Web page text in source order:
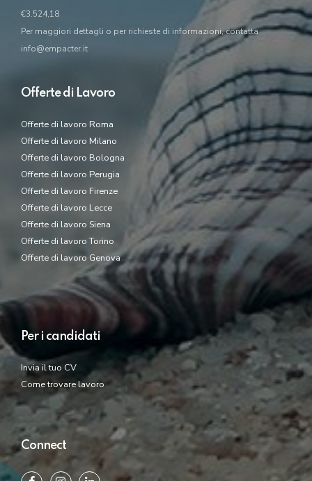
€3.524,18
Per maggiori dettagli o per richieste di informazioni, contatta
info@empacter.it
Offerte di Lavoro
Offerte di lavoro Roma
Offerte di lavoro Milano
Offerte di lavoro Bologna
Offerte di lavoro Perugia
Offerte di lavoro Firenze
Offerte di lavoro Lecce
Offerte di lavoro Siena
Offerte di lavoro Torino
Offerte di lavoro Genova
Per i candidati
Invia il tuo CV
Come trovare lavoro
Connect